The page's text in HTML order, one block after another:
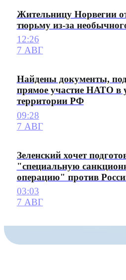
Жительницу Норвегии
тюрьму из-за
12:26
7 АВГ
Найдены документы,
прямое участие НАТО в
территории РФ
09:28
7 АВГ
Зеленский хочет
"специальную
операцию" против
03:03
7 АВГ